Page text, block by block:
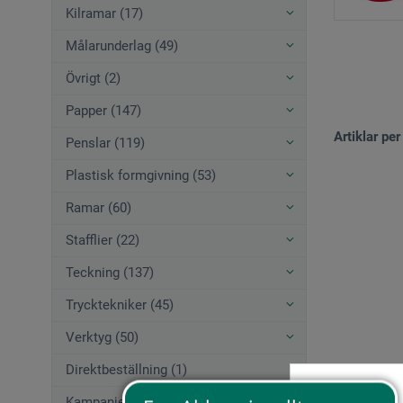
Kilramar (17)
Målarunderlag (49)
Övrigt (2)
Papper (147)
Penslar (119)
Plastisk formgivning (53)
Ramar (60)
Stafflier (22)
Teckning (137)
Trycktekniker (45)
Verktyg (50)
Direktbeställning (1)
Artiklar per